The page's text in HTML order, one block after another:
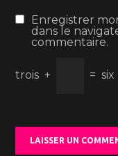
Enregistrer
dans le
commentaire.
trois + = six